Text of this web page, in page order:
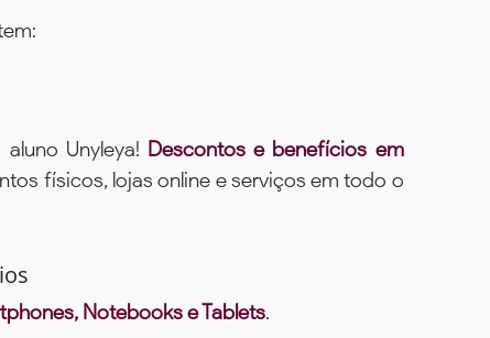
Unyleya! Descontos e benefícios em
físicos, lojas online e serviços em todo o
Notebooks e Tablets.